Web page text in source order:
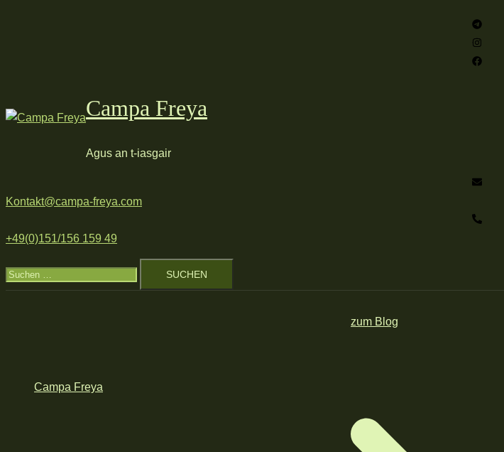
Campa Freya
Agus an t-iasgair
Kontakt@campa-freya.com
+49(0)151/156 159 49
Suchen
nach:
Campa Freya
zum Blog